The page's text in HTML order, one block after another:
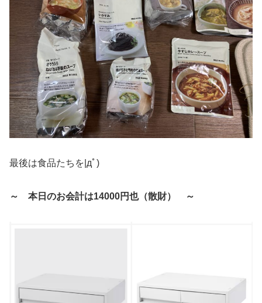
最後は食品たちを|дﾟ)
～ 本日のお会計は14000円也（散財） ～